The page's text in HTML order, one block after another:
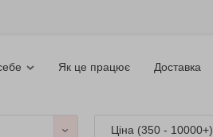
Як це працює Доставка
Ціна (350 - 10000+)